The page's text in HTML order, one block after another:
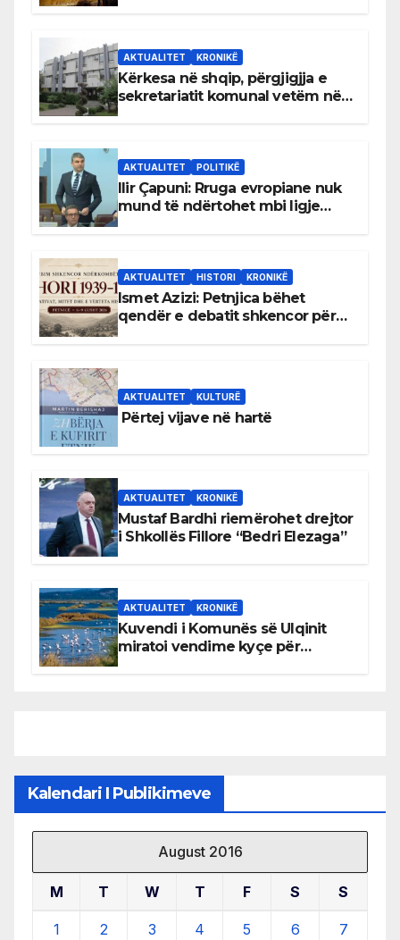
AKTUALITET KRONIKË
Kërkesa në shqip, përgjigjja e
sekretariatit komunal vetëm në
AKTUALITET POLITIKË
Ilir Çapuni: Rruga evropiane nuk
mund të ndërtohet mbi ligje
AKTUALITET HISTORI KRONIKË
Ismet Azizi: Petnjica bëhet
qendër e debatit shkencor për
AKTUALITET KULTURË
Përtej vijave në hartë
AKTUALITET KRONIKË
Mustaf Bardhi riemërohet drejtor
i Shkollës Fillore “Bedri Elezaga”
AKTUALITET KRONIKË
Kuvendi i Komunës së Ulqinit
miratoi vendime kyçe për
Kalendari I Publikimeve
August 2016
M T W T F S S
1 2 3 4 5 6 7